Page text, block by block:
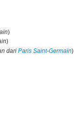
)
)
dari Paris Saint-Germain)